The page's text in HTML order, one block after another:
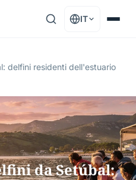
IT
delfini residenti dell'estuario
da Setúbal: